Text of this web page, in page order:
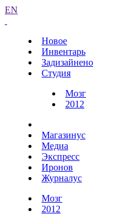
EN
Новое
Инвентарь
Задизайнено
Студия
Мозг
2012
Магазинус
Медиа
Экспресс
Иронов
Журналус
Мозг
2012